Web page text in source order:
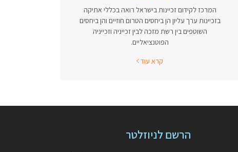
המרכז לקידום זכיינות בישראל רואה בכללי אתיקה
בזכיינות ערך עליון הן ביחסים הטרום חוזיים והן ביחסים
השוטפים בין רשת מזכה לבין זכייניה וזכייניה
הפוטנציאליים.
קרא עוד
הרשם לניוזלטר